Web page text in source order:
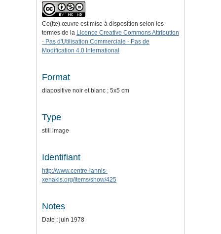
Ce(tte) œuvre est mise à disposition selon les
termes de la Licence Creative Commons Attribution
- Pas d'Utilisation Commerciale - Pas de
Modification 4.0 International
Format
diapositive noir et blanc ; 5x5 cm
Type
still image
Identifiant
http://www.centre-iannis-
xenakis.org/items/show/425
Notes
Date : juin 1978